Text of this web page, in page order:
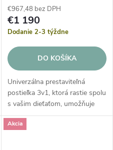
€967,48 bez DPH
€1 190
Dodanie 2-3 týždne
DO KOŠÍKA
Univerzálna prestaviteľná
postieľka 3v1, ktorá rastie spolu
s vašim dieťaťom, umožňuje
jednoduchú transformáciu na
mini postieľku, detskú postieľku
Akcia